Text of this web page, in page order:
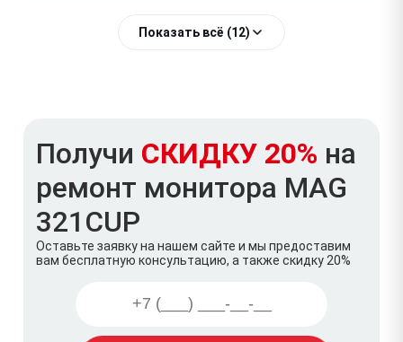
Показать всё (12)
Получи СКИДКУ 20% на
ремонт монитора MAG
321CUP
Оставьте заявку на нашем сайте и мы предоставим
вам бесплатную консультацию, а также скидку 20%